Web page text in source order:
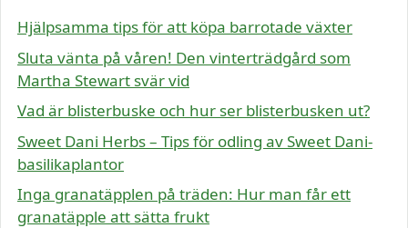
Hjälpsamma tips för att köpa barrotade växter
Sluta vänta på våren! Den vinterträdgård som
Martha Stewart svär vid
Vad är blisterbuske och hur ser blisterbusken ut?
Sweet Dani Herbs – Tips för odling av Sweet Dani-
basilikaplantor
Inga granatäpplen på träden: Hur man får ett
granatäpple att sätta frukt